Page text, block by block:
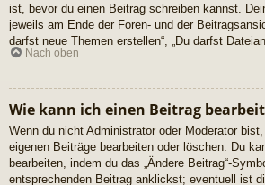
ist, bevor du einen Beitrag schreiben kannst.
jeweils am Ende der Foren- und der
darfst neue Themen erstellen“, „Du darfst
Nach oben
Wie kann ich einen Beitrag
Wenn du nicht Administrator oder Moderator
eigenen Beiträge bearbeiten oder löschen. Du
bearbeiten, indem du das „Ändere Beitrag“-
entsprechenden Beitrag anklickst; eventuell ist